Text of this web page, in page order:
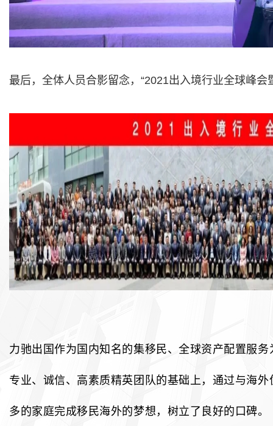
最后，全体人员合影留念，“2021出入境行业全球峰会
力驰出国作为国内知名的集移民、全球资产配置服
专业、诚信、高素质精英团队的基础上，通过与海
多的家庭完成移民海外的梦想，树立了良好的口碑。